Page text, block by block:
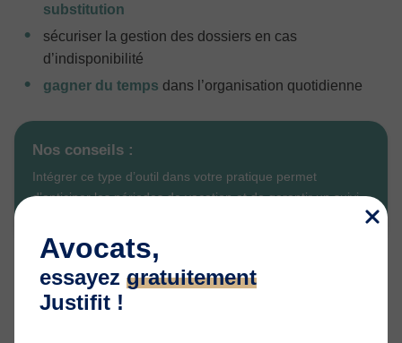
substitution
sécuriser la gestion des dossiers en cas
d’indisponibilité
gagner du temps dans l’organisation quotidienne
Nos conseils :
Intégrer ce type d’outil dans votre pratique permet
d’anticiper les périodes de vacation et de garantir un suivi
Besoin d’un confrère pour vous remplacer ?
DécouvrezJustifit Confrèreset trouvez rapidement un
avocat disponible pour assurer la continuité de vos
Avocats,
essayez gratuitement
Justifit !